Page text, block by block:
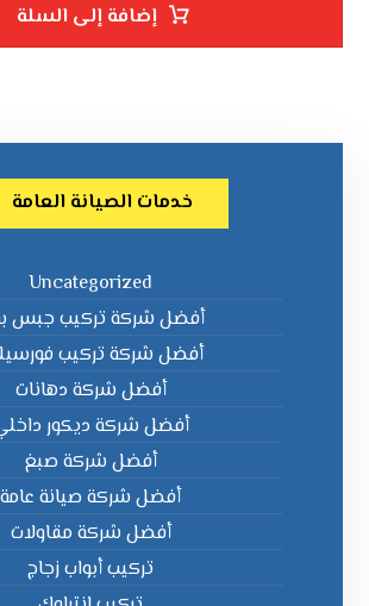
إضافة إلى السلة
خدمات الصيانة العامة
Uncategorized
أفضل شركة تركيب جبس
أفضل شركة تركيب
أفضل شركة دهانات
أفضل شركة ديكور
أفضل شركة صبغ
أفضل شركة صيانة عامة
أفضل شركة مقاولات
تركيب أبواب زجاج